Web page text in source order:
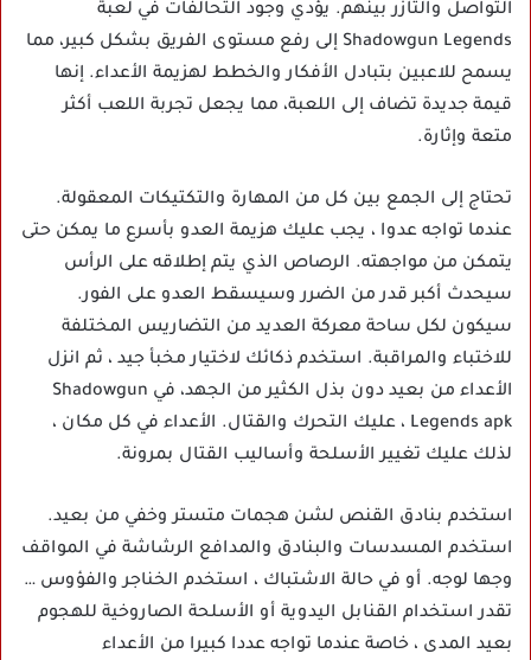
التواصل والتآزر بينهم. يؤدي وجود التحالفات في لعبة
Shadowgun Legends إلى رفع مستوى الفريق بشكل كبير، مما
يسمح للاعبين بتبادل الأفكار والخطط لهزيمة الأعداء. إنها
قيمة جديدة تضاف إلى اللعبة، مما يجعل تجربة اللعب أكثر
متعة وإثارة.
تحتاج إلى الجمع بين كل من المهارة والتكتيكات المعقولة.
عندما تواجه عدوا ، يجب عليك هزيمة العدو بأسرع ما يمكن حتى
يتمكن من مواجهته. الرصاص الذي يتم إطلاقه على الرأس
سيحدث أكبر قدر من الضرر وسيسقط العدو على الفور.
سيكون لكل ساحة معركة العديد من التضاريس المختلفة
للاختباء والمراقبة. استخدم ذكائك لاختيار مخبأ جيد ، ثم انزل
الأعداء من بعيد دون بذل الكثير من الجهد، في Shadowgun
Legends apk ، عليك التحرك والقتال. الأعداء في كل مكان ،
لذلك عليك تغيير الأسلحة وأساليب القتال بمرونة.
استخدم بنادق القنص لشن هجمات متستر وخفي من بعيد.
استخدم المسدسات والبنادق والمدافع الرشاشة في المواقف
وجها لوجه. أو في حالة الاشتباك ، استخدم الخناجر والفؤوس …
تقدر استخدام القنابل اليدوية أو الأسلحة الصاروخية للهجوم
بعيد المدى ، خاصة عندما تواجه عددا كبيرا من الأعداء